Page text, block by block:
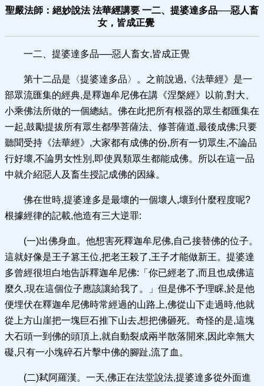
聖嚴法師：絕妙說法 法華經講要 一二、提婆達多品──惡人畜
女，皆成正覺
一二、提婆達多品──惡人畜女,皆成正覺
第十二品是〈提婆達多品〉。之前說過,《法華經》是一
部眾流匯集的經典,是釋迦牟尼佛在講《涅槃經》以前,對大、
小乘佛法所做的一個總結。佛在此把所有根器的眾生都匯集在
一起,鼓勵提拔所有眾生都學菩薩法、修菩薩道,最後成佛;只要
聽聞受持《法華經》,大家都有成佛的份,所有一切眾生,不論品
行好壞,不論男女性別,即使異類眾生都能成佛。所以在這一品
中就介紹惡人及畜生授記成佛的因緣。
佛在世時,提婆達多是最壞的一個壞人,壞到什麼程度呢?
根據經律的記載,他造有三大逆罪:
(一)出佛身血。他想害死釋迦牟尼佛,自己接替佛的位子。
這就好像是王子篡王位,把老王殺了,王子才能做新王。提婆達
多曾經很坦白地告訴釋迦牟尼佛:「你已經老了,而且也成佛這
麼久,現在這個位子應該讓給我了。」但是佛不予理睬,於是他
便埋伏在釋迦牟尼佛時常經過的山路上,佛從山下走過時,他就
從上方山崖把一塊巨石推下山去,想把佛砸死。奇怪的是,這塊
大石頭一到佛的頭頂上,就自動裂成兩半散落開來,因此幸無大
礙,只有一小塊碎石片擊中佛的腳趾,流了血。
(二)弒阿羅漢。一天,佛正在法堂說法,提婆達多從外面進